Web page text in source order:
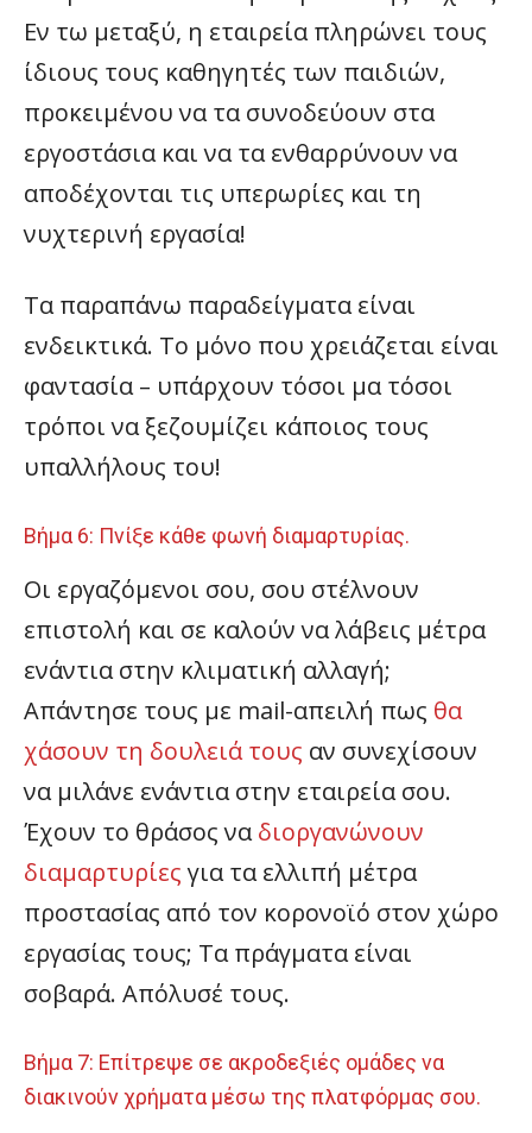
Εν τω μεταξύ, η εταιρεία πληρώνει τους
ίδιους τους καθηγητές των παιδιών,
προκειμένου να τα συνοδεύουν στα
εργοστάσια και να τα ενθαρρύνουν να
αποδέχονται τις υπερωρίες και τη
νυχτερινή εργασία!
Τα παραπάνω παραδείγματα είναι
ενδεικτικά. Το μόνο που χρειάζεται είναι
φαντασία – υπάρχουν τόσοι μα τόσοι
τρόποι να ξεζουμίζει κάποιος τους
υπαλλήλους του!
Βήμα 6: Πνίξε κάθε φωνή διαμαρτυρίας.
Οι εργαζόμενοι σου, σου στέλνουν
επιστολή και σε καλούν να λάβεις μέτρα
ενάντια στην κλιματική αλλαγή;
Απάντησε τους με mail-απειλή πως θα
χάσουν τη δουλειά τους αν συνεχίσουν
να μιλάνε ενάντια στην εταιρεία σου.
Έχουν το θράσος ναδιοργανώνουν
διαμαρτυρίεςγια τα ελλιπή μέτρα
προστασίας από τον κορονοϊό στον χώρο
εργασίας τους; Τα πράγματα είναι
σοβαρά. Απόλυσέ τους.
Βήμα 7: Επίτρεψε σε ακροδεξιές ομάδες να
διακινούν χρήματα μέσω της πλατφόρμας σου.